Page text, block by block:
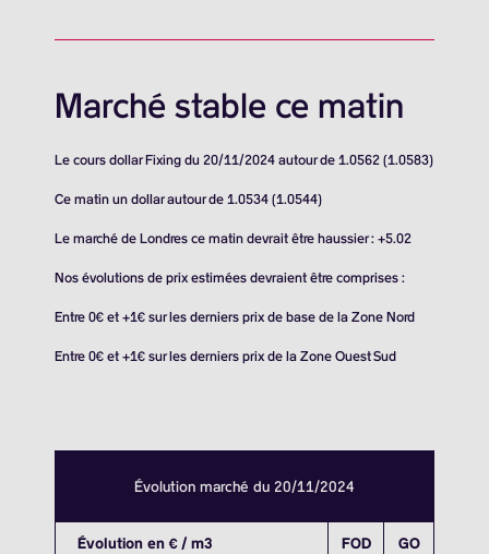
Marché stable ce matin
Le cours dollar Fixing du 20/11/2024 autour de 1.0562 (1.0583)
Ce matin un dollar autour de 1.0534 (1.0544)
Le marché de Londres ce matin devrait être haussier : +5.02
Nos évolutions de prix estimées devraient être comprises :
Entre 0€ et +1€ sur les derniers prix de base de la Zone Nord
Entre 0€ et +1€ sur les derniers prix de la Zone Ouest Sud
Évolution marché du 20/11/2024
Évolution en € / m3 FOD GO